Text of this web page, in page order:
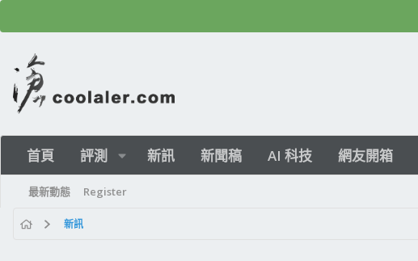
首頁 評測 新訊 新聞稿 AI 科技 網友開箱
最新動態 Register
新訊